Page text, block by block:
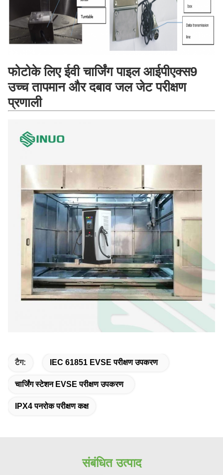
फोटोके लिए ईवी चार्जिंग पाइल आईपीएक्स9
उच्च तापमान और दबाव जल जेट परीक्षण
प्रणाली
टैग: IEC 61851 EVSE परीक्षण उपकरण
चार्जिंग स्टेशन EVSE परीक्षण उपकरण
IPX4 पनरोक परीक्षण कक्ष
संबंधित उत्पाद